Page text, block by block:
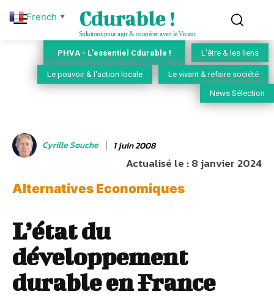
Cdurable !
Solutions pour agir & coopérer avec le Vivant
PHVA - L'essentiel Cdurable ! L'être & les liens
Le pouvoir & l'action locale Le vivant & refaire société
News Sélection
Cyrille Souche 1 juin 2008
Actualisé le :8 janvier 2024
Alternatives Economiques
L’état du
développement
durable en France
French ▼